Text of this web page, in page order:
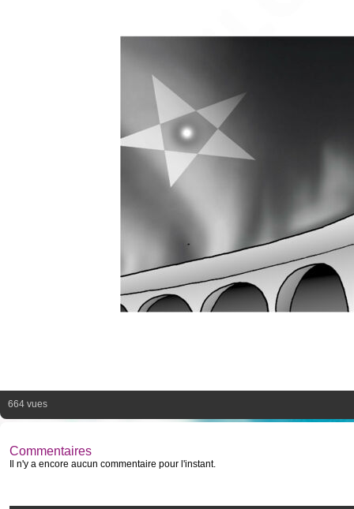
664 vues
Commentaires
Il n'y a encore aucun commentaire pour l'instant.